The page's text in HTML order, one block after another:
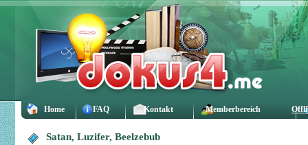
Home FAQ Kontakt Memberbereich
Satan, Luzifer, Beelzebub